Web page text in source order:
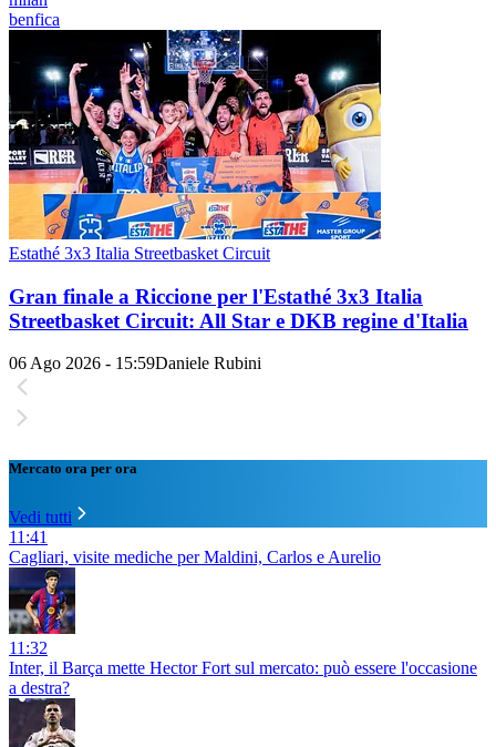
benfica
Estathé 3x3 Italia Streetbasket Circuit
Gran finale a Riccione per l'Estathé 3x3 Italia
Streetbasket Circuit: All Star e DKB regine d'Italia
06 Ago 2026 - 15:59Daniele Rubini
Mercato ora per ora
Vedi tutti
11:41
Cagliari, visite mediche per Maldini, Carlos e Aurelio
11:32
Inter, il Barça mette Hector Fort sul mercato: può essere l'occasione
a destra?